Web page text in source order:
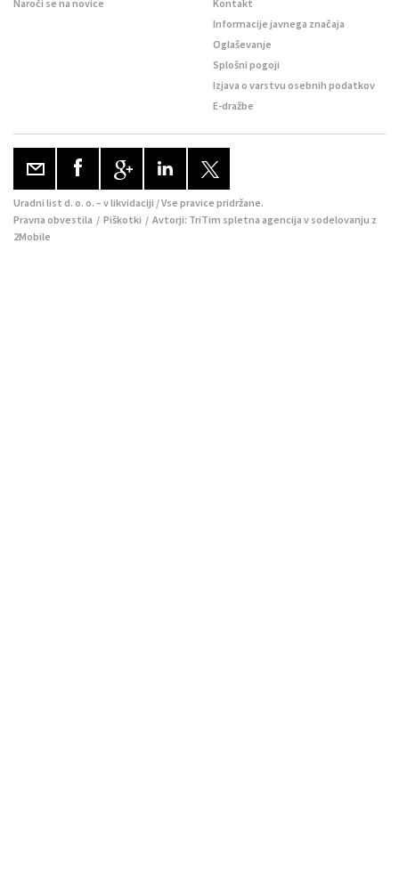
Naroči se na novice
Kontakt
Informacije javnega značaja
Oglaševanje
Splošni pogoji
Izjava o varstvu osebnih podatkov
E-dražbe
Uradni list d. o. o. – v likvidaciji / Vse pravice pridržane.
Pravna obvestila / Piškotki / Avtorji: TriTim spletna agencija v sodelovanju z
2Mobile